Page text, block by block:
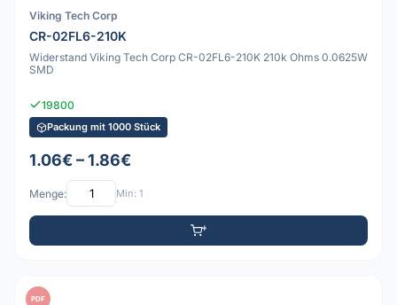
Viking Tech Corp
CR-02FL6-210K
Widerstand Viking Tech Corp CR-02FL6-210K 210k Ohms 0.0625W
SMD
19800
Packung mit 1000 Stück
1.06€ – 1.86€
Menge: Min: 1
PDF